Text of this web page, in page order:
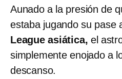
Aunado a la presión de
estaba jugando su pase
League asiática, el
simplemente enojado a
descanso.